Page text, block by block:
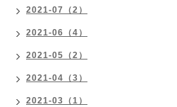
2021-07（2）
2021-06（4）
2021-05（2）
2021-04（3）
2021-03（1）